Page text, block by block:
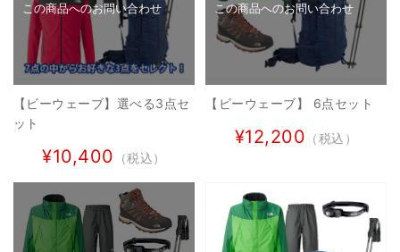
この商品へのお問い合わせ
【ビーウェーブ】選べる3点セ
ット
¥10,400 （税込）
この商品へのお問い合わせ
【ビーウェーブ】 6点セット
¥12,200 （税込）